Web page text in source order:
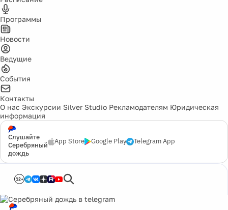
Программы
Новости
Ведущие
События
Контакты
О нас Экскурсии Silver Studio Рекламодателям Юридическая
информация
Слушайте
Серебряный
дождь
App Store Google Play Telegram App
12+